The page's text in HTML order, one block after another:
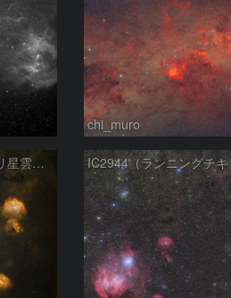
chi_muro
IC2944 走るニワトリ星雲／リコリモ RA101